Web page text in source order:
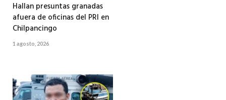
Hallan presuntas granadas
afuera de oficinas del PRI en
Chilpancingo
1 agosto, 2026